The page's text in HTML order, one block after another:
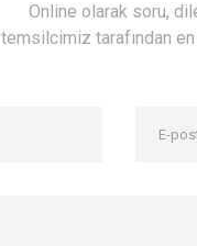
Online olarak soru,
temsilcimiz tarafından en